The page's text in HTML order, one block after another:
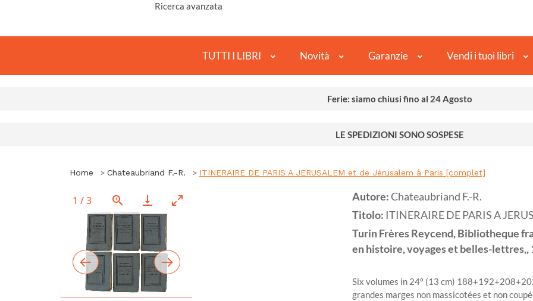
Ricerca avanzata
TUTTI I LIBRI Novità Garanzie Vendi i tuoi libri
Ferie: siamo chiusi fino al 24 Agosto
LE SPEDIZIONI SONO SOSPESE
Home Chateaubriand F.-R. ITINERAIRE DE PARIS A JERUSALEM et de Jérusalem à Paris [complet]
1 /3 Autore:Chateaubriand F.-R.
Titolo: ITINERAIRE DE PARIS A
TurinFrères Reycend, Bibliotheque
en histoire, voyages et belles-lettres,,
Six volumes in 24º (13 cm)
grandes marges non massicotées et non